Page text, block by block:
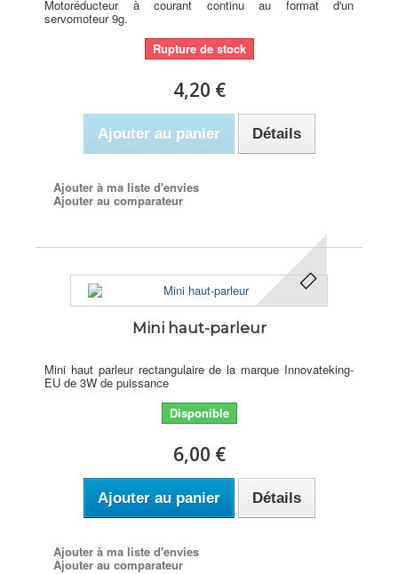
Motoréducteur à courant continu au format d'un
servomoteur 9g.
Rupture de stock
4,20 €
Ajouter au panier Détails
Ajouter à ma liste d'envies
Ajouter au comparateur
Mini haut-parleur
Mini haut parleur rectangulaire de la marque Innovateking-
EU de 3W de puissance
Disponible
6,00 €
Ajouter au panier Détails
Ajouter à ma liste d'envies
Ajouter au comparateur